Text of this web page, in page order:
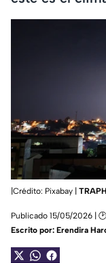
|Crédito: Pixabay |
Publicado 15/05/2026 | 🕑
Escrito por: Erendira